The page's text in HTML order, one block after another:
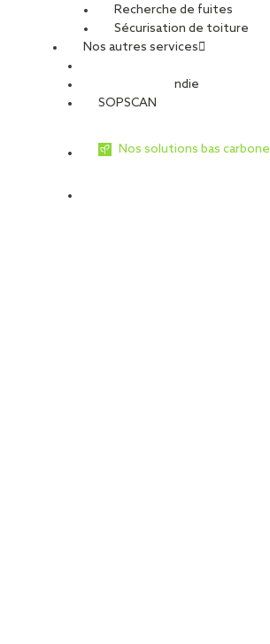
Recherche de fuites
Sécurisation de toiture
Nos autres services
Sécurité Incendie
SOPSCAN
Nos solutions bas carbone